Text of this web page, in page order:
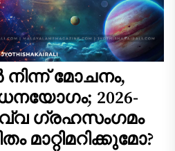
മോചനം,
2026-
ഗ്രഹസംഗമം
മാറ്റിമറിക്കുമോ?